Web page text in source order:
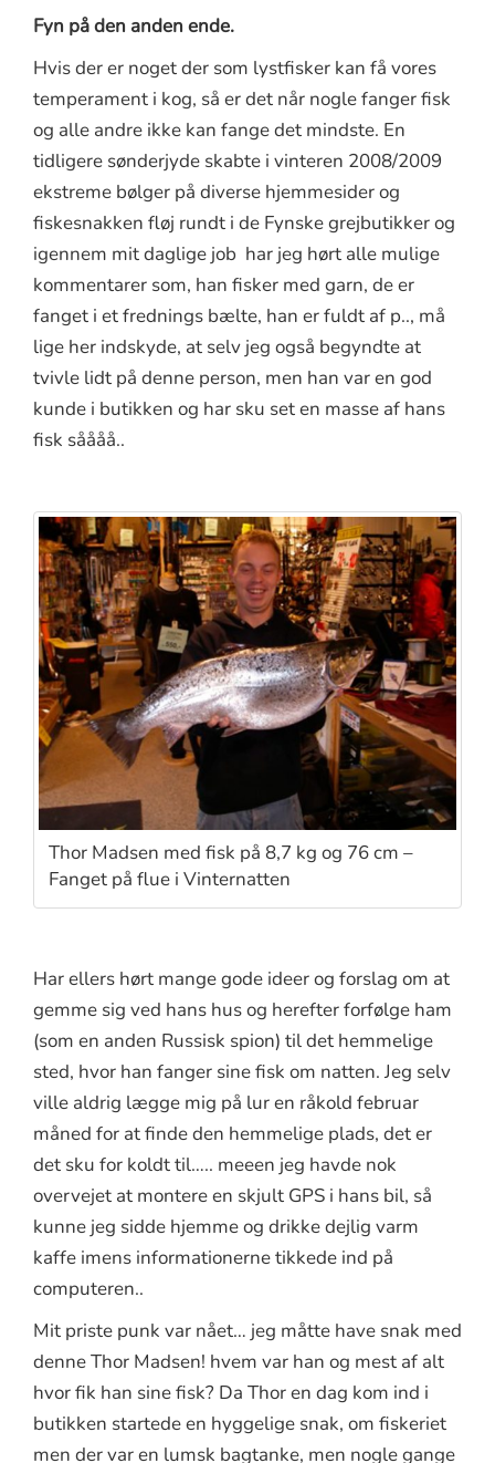
Fyn på den anden ende.
Hvis der er noget der som lystfisker kan få vores
temperament i kog, så er det når nogle fanger fisk
og alle andre ikke kan fange det mindste. En
tidligere sønderjyde skabte i vinteren 2008/2009
ekstreme bølger på diverse hjemmesider og
fiskesnakken fløj rundt i de Fynske grejbutikker og
igennem mit daglige job har jeg hørt alle mulige
kommentarer som, han fisker med garn, de er
fanget i et frednings bælte, han er fuldt af p.., må
lige her indskyde, at selv jeg også begyndte at
tvivle lidt på denne person, men han var en god
kunde i butikken og har sku set en masse af hans
fisk såååå..
Thor Madsen med fisk på 8,7 kg og 76 cm –
Fanget på flue i Vinternatten
Har ellers hørt mange gode ideer og forslag om at
gemme sig ved hans hus og herefter forfølge ham
(som en anden Russisk spion) til det hemmelige
sted, hvor han fanger sine fisk om natten. Jeg selv
ville aldrig lægge mig på lur en råkold februar
måned for at finde den hemmelige plads, det er
det sku for koldt til….. meeen jeg havde nok
overvejet at montere en skjult GPS i hans bil, så
kunne jeg sidde hjemme og drikke dejlig varm
kaffe imens informationerne tikkede ind på
computeren..
Mit priste punk var nået… jeg måtte have snak med
denne Thor Madsen! hvem var han og mest af alt
hvor fik han sine fisk? Da Thor en dag kom ind i
butikken startede en hyggelige snak, om fiskeriet
men der var en lumsk bagtanke, men nogle gange